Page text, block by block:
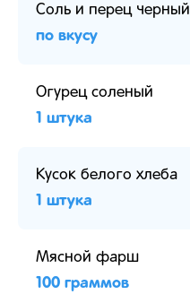
Соль и перец черный
по вкусу
Огурец соленый
1 штука
Кусок белого хлеба
1 штука
Мясной фарш
100 граммов